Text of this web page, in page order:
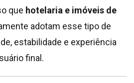
que hotelaria e imóveis de
adotam esse tipo de
estabilidade e experiência
final.